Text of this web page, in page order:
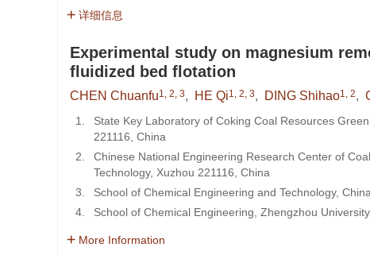
详细信息
Experimental study on magnesium
fluidized bed flotation
CHEN Chuanfu1, 2, 3, HE Qi1, 2, 3, DING Shihao1, 2,
1.
State Key Laboratory of Coking Coal Resources
221116, China
2.
Chinese National Engineering Research Center of
Technology, Xuzhou 221116, China
3.
School of Chemical Engineering and Technology,
4.
School of Chemical Engineering, Zhengzhou
More Information